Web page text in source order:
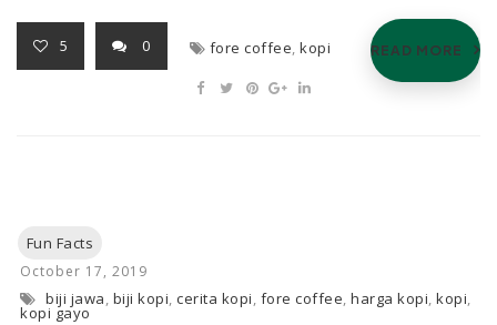
READ MORE
5 0 fore coffee, kopi
biji jawa, biji kopi, cerita kopi, fore coffee, harga kopi, kopi,
kopi gayo